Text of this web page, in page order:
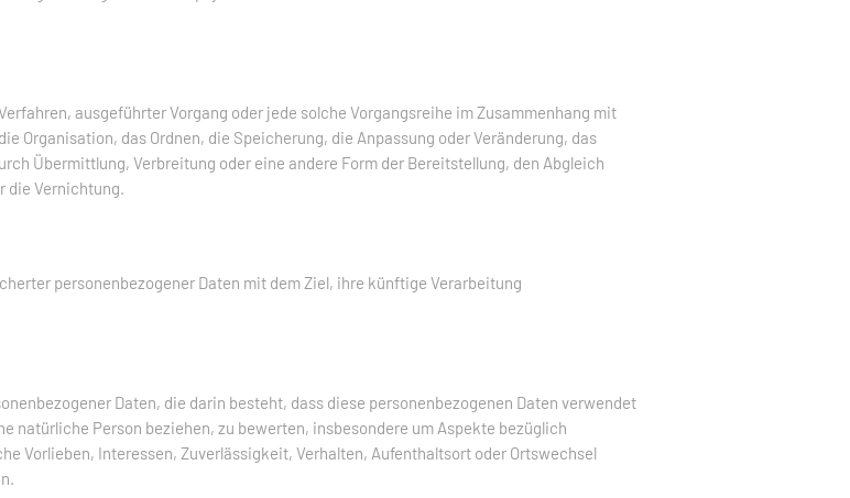
ausgeführter Vorgang oder jede solche Vorgangsreihe im Zusammenhang mit
Organisation, das Ordnen, die Speicherung, die Anpassung oder Veränderung, das
Übermittlung, Verbreitung oder eine andere Form der Bereitstellung, den Abgleich
die Vernichtung.
personenbezogener Daten mit dem Ziel, ihre künftige Verarbeitung
Daten, die darin besteht, dass diese personenbezogenen Daten verwendet
natürliche Person beziehen, zu bewerten, insbesondere um Aspekte bezüglich
Vorlieben, Interessen, Zuverlässigkeit, Verhalten, Aufenthaltsort oder Ortswechsel